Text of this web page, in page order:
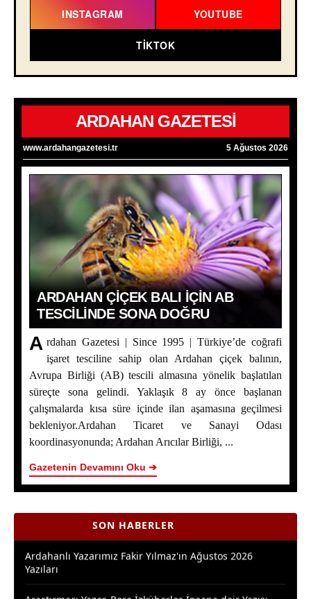
INSTAGRAM YOUTUBE
TIKTOK
ARDAHAN GAZETESİ
www.ardahangazetesi.tr 5 Ağustos 2026
ARDAHAN ÇIÇEK BALI İÇIN AB
TESCILINDE SONA DOĞRU
A rdahan Gazetesi | Since 1995 | Türkiye’de coğrafi
işaret tesciline sahip olan Ardahan çiçek balının,
Avrupa Birliği (AB) tescili almasına yönelik başlatılan
süreçte sona gelindi. Yaklaşık 8 ay önce başlanan
çalışmalarda kısa süre içinde ilan aşamasına geçilmesi
bekleniyor.Ardahan Ticaret ve Sanayi Odası
koordinasyonunda; Ardahan Arıcılar Birliği, ...
Gazetenin Devamını Oku ➔
SON HABERLER
Ardahan Çiçek Balı İçin AB Tescilinde Sona Doğru
Bölüm 1: Ardahan Akademi Dünyası
Ardahanlı Yazarımız Fakir Yılmaz'ın Ağustos 2026
Araştırmacı Yazar, Bora İzkübarlas İnsana dair Yazısı